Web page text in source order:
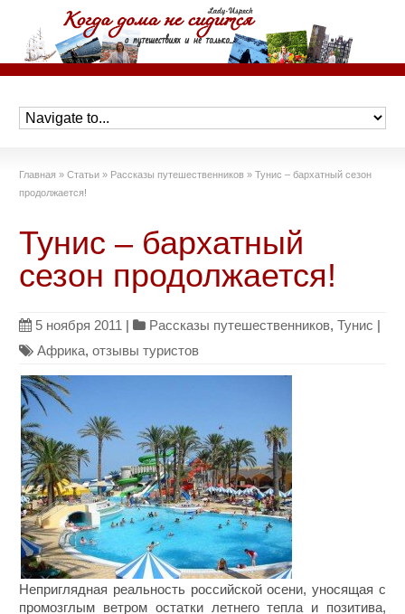
Главная » Статьи » Рассказы путешественников » Тунис – бархатный сезон
продолжается!
Тунис – бархатный
сезон продолжается!
5 ноября 2011 | Рассказы путешественников,Тунис |
Африка,отзывы туристов
Неприглядная реальность российской осени, уносящая с
промозглым ветром остатки летнего тепла и позитива,